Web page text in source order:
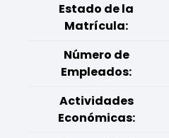
Estado de la
Matrícula:
Número de
Empleados:
Actividades
Económicas: